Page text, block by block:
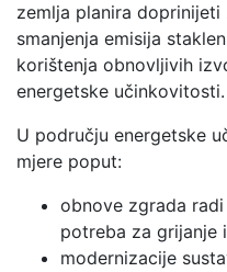
zemlja planira
smanjenja emisija
korištenja obnovljivih
energetske učinkovitosti.
U području energetske
mjere poput:
obnove zgrada
potreba za grijanje
modernizacije